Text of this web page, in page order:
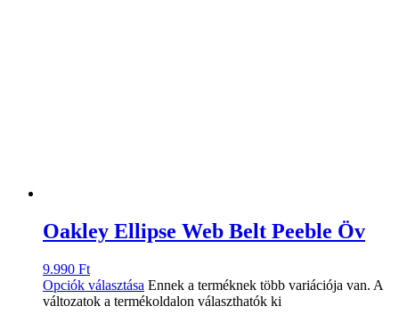
Oakley Ellipse Web Belt Peeble Öv
9.990 Ft
Opciók választása Ennek a terméknek több variációja van. A
változatok a termékoldalon választhatók ki